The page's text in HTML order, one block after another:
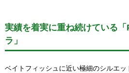
実績を着実に重ね続けている
ラ」
ベイトフィッシュに近い極細のシルエッ